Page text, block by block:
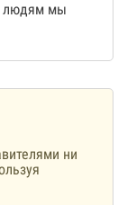
людям мы
ни